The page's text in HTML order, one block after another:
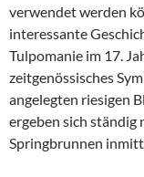
verwendet werden
interessante
Tulpomanie im 17.
zeitgenössisches
angelegten riesigen
ergeben sich ständig
Springbrunnen